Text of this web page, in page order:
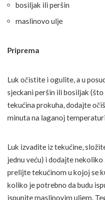
bosiljak ili peršin
maslinovo ulje
Priprema
Luk očistite i ogulite, a u
sjeckani peršin ili bosiljak
tekućina prokuha, dodajte
minuta na laganoj
Luk izvadite iz tekućine,
jednu veću) i dodajte
prelijte tekućinom u kojoj se
koliko je potrebno da budu
ispunite maslinovim uljem.